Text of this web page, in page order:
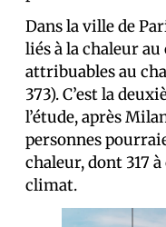
Dans la ville de
liés à la chaleur
attribuables au
373). C’est la
l’étude, après
personnes
chaleur, dont 317
climat.